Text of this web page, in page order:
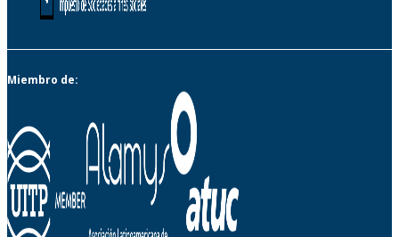
Miembro de: